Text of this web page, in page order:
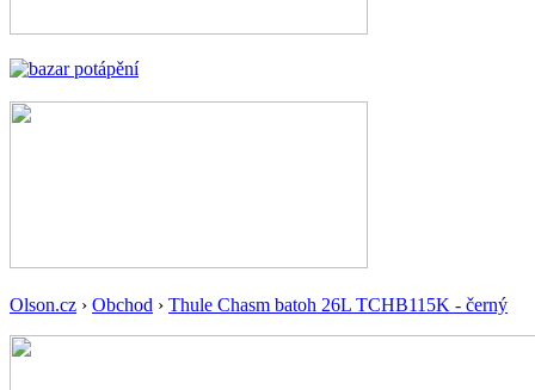
Olson.cz › Obchod › Thule Chasm batoh 26L TCHB115K - černý